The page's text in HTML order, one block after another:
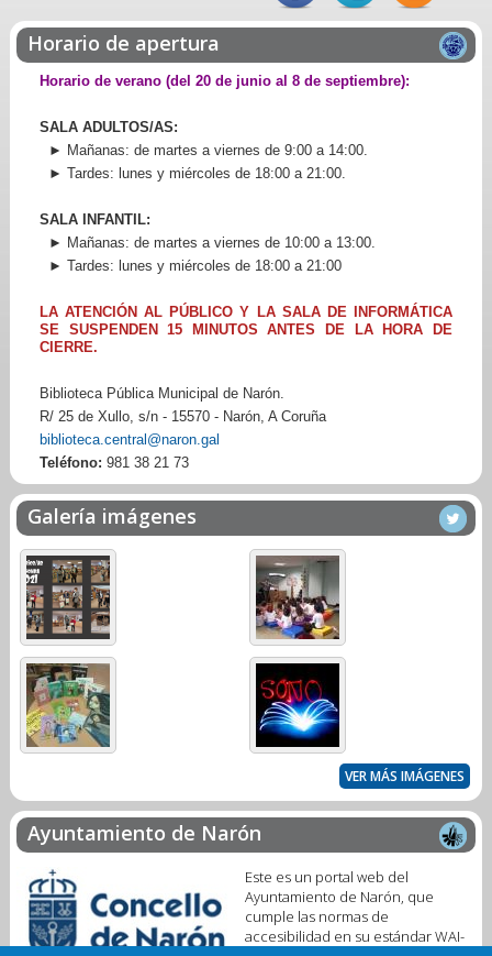
Horario de apertura
Horario de verano (del 20 de junio al 8 de septiembre):
SALA ADULTOS/AS:
► Mañanas: de martes a viernes de 9:00 a 14:00.
► Tardes: lunes y miércoles de 18:00 a 21:00.
SALA INFANTIL:
► Mañanas: de martes a viernes de 10:00 a 13:00.
► Tardes: lunes y miércoles de 18:00 a 21:00
LA ATENCIÓN AL PÚBLICO Y LA SALA DE INFORMÁTICA
SE SUSPENDEN 15 MINUTOS ANTES DE LA HORA DE
CIERRE.
Biblioteca Pública Municipal de Narón.
R/ 25 de Xullo, s/n - 15570 - Narón, A Coruña
biblioteca.central@naron.gal
Teléfono: 981 38 21 73
Galería imágenes
VER MÁS IMÁGENES
Ayuntamiento de Narón
Este es un portal web del
Ayuntamiento de Narón, que
cumple las normas de
accesibilidad en su estándar WAI-